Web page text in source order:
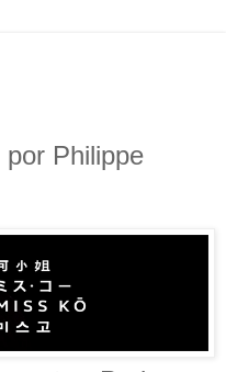
Philippe